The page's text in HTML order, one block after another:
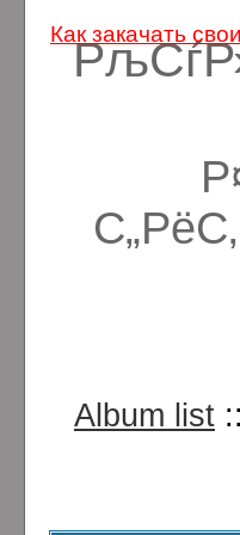
Album list ::
Как закачать